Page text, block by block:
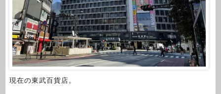
現在の東武百貨店。